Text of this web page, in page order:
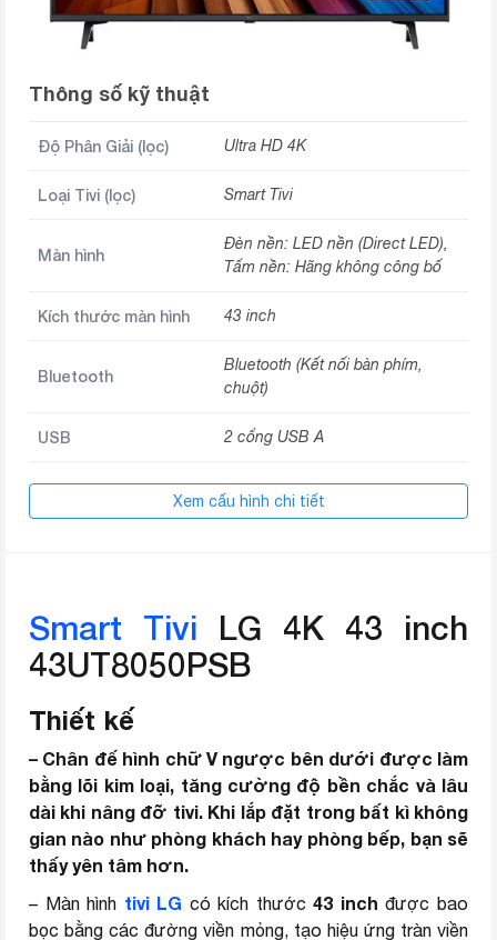
Thông số kỹ thuật
Độ Phân Giải (lọc) Ultra HD 4K
Loại Tivi (lọc) Smart Tivi
Màn hình
Đèn nền: LED nền (Direct LED),
Tấm nền: Hãng không công bố
Kích thước màn hình 43 inch
Bluetooth
Bluetooth (Kết nối bàn phím,
chuột)
USB 2 cổng USB A
YouTube
Netflix
VieON
Tiktok
Tính năng thông minh
khác
Room to Room Share (Chia sẻ
giữa các phòng)
Công nghệ xử lý hình
Nâng cấp độ phân giải 4K AI
HDR10 Pro
HDR Dynamic Tone Mapping
Xem cấu hình chi tiết
Smart Tivi LG 4K 43 inch
43UT8050PSB
Thiết kế
– Chân đế hình chữ V ngược bên dưới được làm
bằng lõi kim loại, tăng cường độ bền chắc và lâu
dài khi nâng đỡ tivi. Khi lắp đặt trong bất kì không
gian nào như phòng khách hay phòng bếp, bạn sẽ
thấy yên tâm hơn.
– Màn hình tivi LG có kích thước43 inch được bao
bọc bằng các đường viền mỏng, tạo hiệu ứng tràn viền